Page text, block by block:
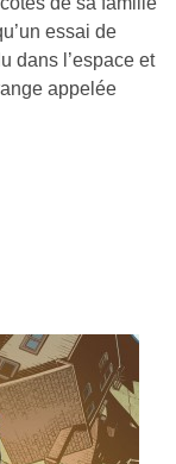
essai de
dans l’espace et
appelée